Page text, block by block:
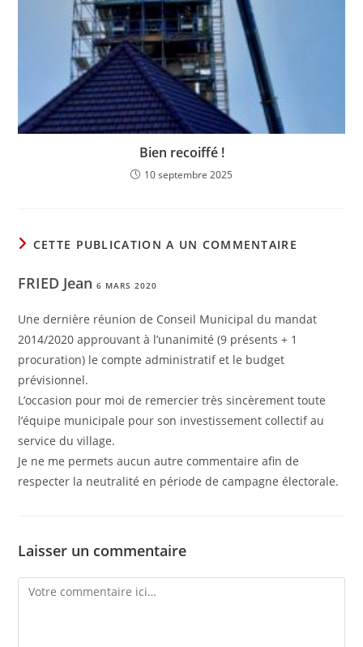
Bien recoiffé !
10 septembre 2025
CETTE PUBLICATION A UN COMMENTAIRE
FRIED Jean6 MARS 2020
Une dernière réunion de Conseil Municipal du mandat
2014/2020 approuvant à l’unanimité (9 présents + 1
procuration) le compte administratif et le budget
prévisionnel.
L’occasion pour moi de remercier très sincèrement toute
l’équipe municipale pour son investissement collectif au
service du village.
Je ne me permets aucun autre commentaire afin de
respecter la neutralité en période de campagne électorale.
Laisser un commentaire
Comment